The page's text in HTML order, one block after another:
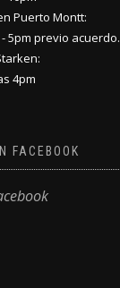
Puerto Montt:
5pm previo acuerdo.
4pm
FACEBOOK